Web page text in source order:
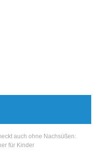
auch ohne Nachsüßen:
für Kinder